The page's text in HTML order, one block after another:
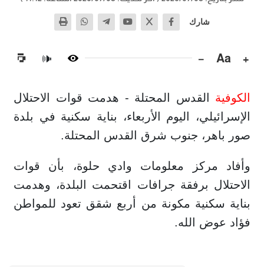
شارك
+
Aa
−
🔊
الكوفية القدس المحتلة - هدمت قوات الاحتلال
الإسرائيلي، اليوم الأربعاء، بناية سكنية في بلدة
صور باهر، جنوب شرق القدس المحتلة.
وأفاد مركز معلومات وادي حلوة، بأن قوات
الاحتلال برفقة جرافات اقتحمت البلدة، وهدمت
بناية سكنية مكونة من أربع شقق تعود للمواطن
فؤاد عوض الله.